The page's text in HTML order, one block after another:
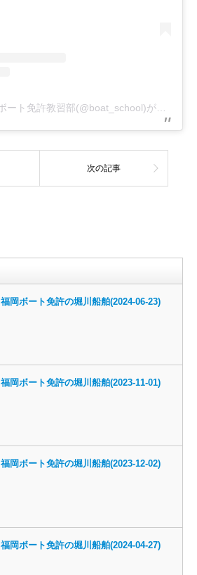
次の記事
福岡ボート免許の堀川船舶(2024-06-23)
福岡ボート免許の堀川船舶(2023-11-01)
福岡ボート免許の堀川船舶(2023-12-02)
福岡ボート免許の堀川船舶(2024-04-27)